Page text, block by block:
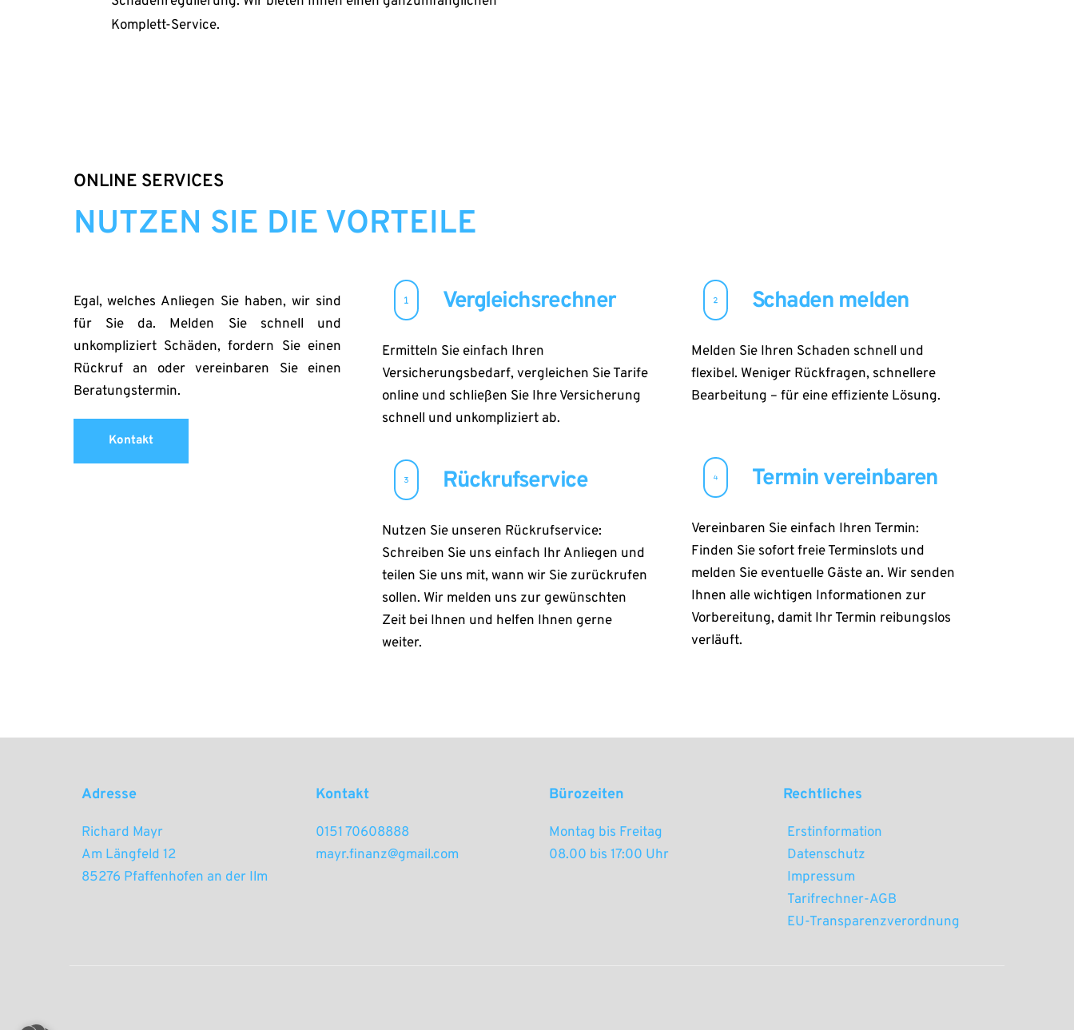
Komplett-Service.
ONLINE SERVICES
NUTZEN SIE DIE VORTEILE
Egal, welches Anliegen Sie haben, wir sind
für Sie da. Melden Sie schnell und
unkompliziert Schäden, fordern Sie einen
Rückruf an oder vereinbaren Sie einen
Beratungstermin.
Kontakt
Vergleichsrechner
Ermitteln Sie einfach Ihren
Versicherungsbedarf, vergleichen Sie Tarife
online und schließen Sie Ihre Versicherung
schnell und unkompliziert ab.
Rückrufservice
Nutzen Sie unseren Rückrufservice:
Schreiben Sie uns einfach Ihr Anliegen und
teilen Sie uns mit, wann wir Sie zurückrufen
sollen. Wir melden uns zur gewünschten
Zeit bei Ihnen und helfen Ihnen gerne
weiter.
Schaden melden
Melden Sie Ihren Schaden schnell und
flexibel. Weniger Rückfragen, schnellere
Bearbeitung – für eine effiziente Lösung.
Termin vereinbaren
Vereinbaren Sie einfach Ihren Termin:
Finden Sie sofort freie Terminslots und
melden Sie eventuelle Gäste an. Wir senden
Ihnen alle wichtigen Informationen zur
Vorbereitung, damit Ihr Termin reibungslos
verläuft.
Adresse
Richard Mayr
Am Längfeld 12
85276 Pfaffenhofen an der Ilm
Kontakt
0151 70608888
mayr.finanz@gmail.com
Bürozeiten
Montag bis Freitag
08.00 bis 17:00 Uhr
Rechtliches
Erstinformation
Datenschutz
Impressum
Tarifrechner-AGB
EU-Transparenzverordnung